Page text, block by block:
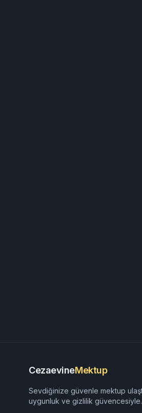
CezaevineMektup
Sevdiğinize güvenle mektup
uygunluk ve gizlilik güvencesiyle.